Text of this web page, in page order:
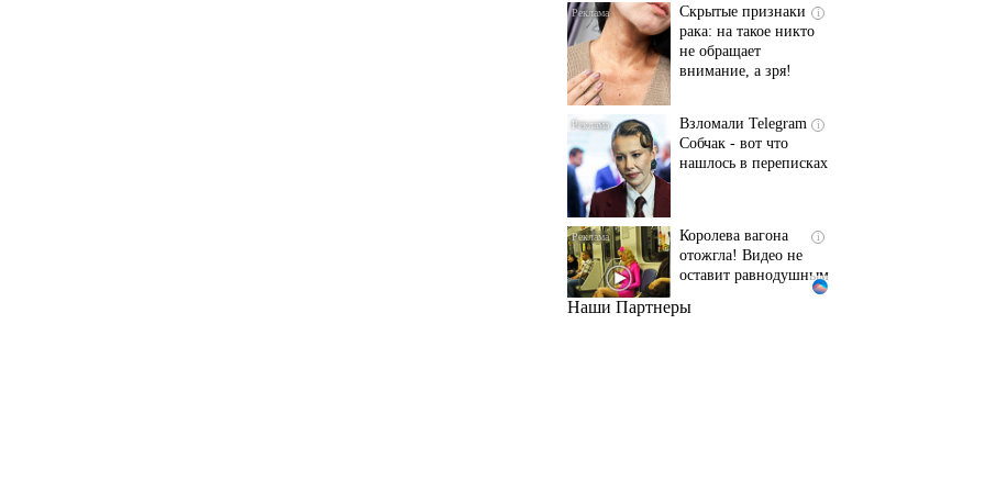
не обращает
внимание, а зря!
нашлось в переписках
оставит равнодушным
Этот танец невесты
Наши Партнеры